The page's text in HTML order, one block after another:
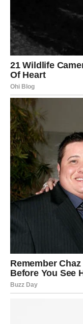
Nova energija
pozitivnih događaja.
Jedna osoba vraća
ljepši nego prije.
Sreća vam
Pred vama su
JARAC
Jarčevi konačno
života.
Na poslovnom i
Život vam
Pred vama su